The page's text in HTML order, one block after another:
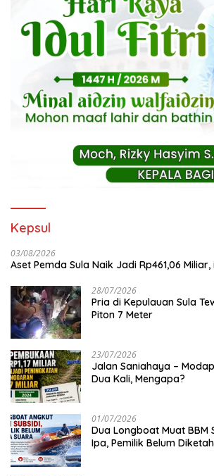
Kepsul
03/08/2026
Aset Pemda Sula Naik Jadi Rp461,06
28/07/2026
Pria di Kepulauan Sula
Piton 7 Meter
23/07/2026
Jalan Saniahaya –
Dua Kali, Mengapa?
01/07/2026
Dua Longboat Muat BBM
Ipa, Pemilik Belum